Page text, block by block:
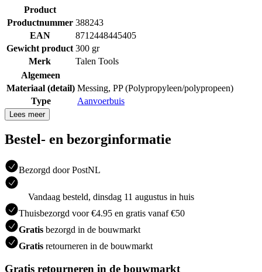
Product
Productnummer 388243
EAN
8712448445405
Gewicht product 300 gr
Merk
Talen Tools
Algemeen
Materiaal (detail) Messing, PP (Polypropyleen/polypropeen)
Type
Aanvoerbuis
Lees meer
Bestel- en bezorginformatie
Bezorgd door PostNL
Vandaag besteld, dinsdag 11 augustus in huis
Thuisbezorgd voor €4.95 en gratis vanaf €50
Gratis bezorgd in de bouwmarkt
Gratis retourneren in de bouwmarkt
Gratis retourneren in de bouwmarkt